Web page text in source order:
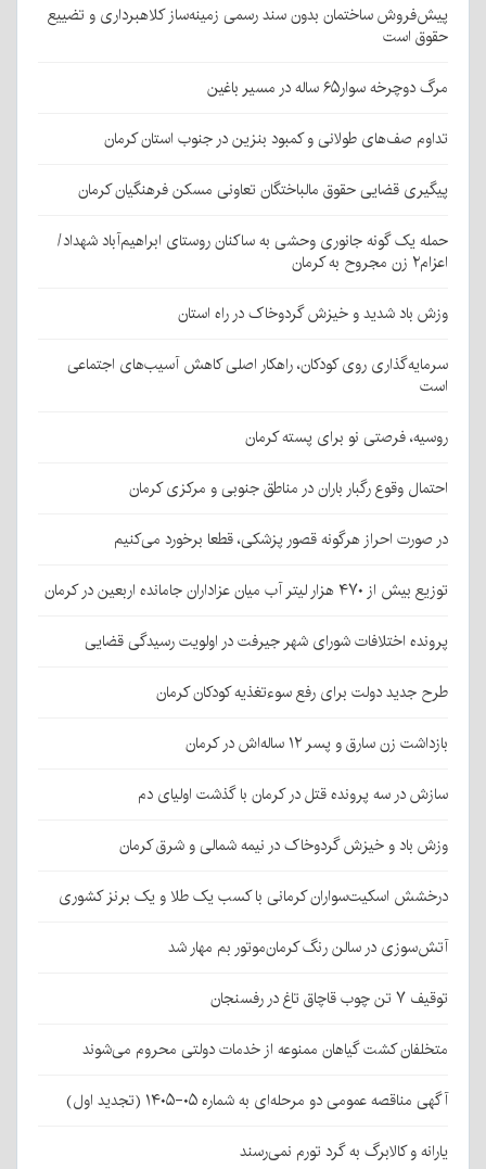
پیش‌فروش ساختمان بدون سند رسمی زمینه‌ساز کلاهبرداری و تضییع
حقوق است
مرگ دوچرخه سوار۶۵ ساله در مسیر باغین
تداوم صف‌های طولانی و کمبود بنزین در جنوب استان کرمان
پیگیری قضایی حقوق مالباختگان تعاونی مسکن فرهنگیان کرمان
حمله یک گونه جانوری وحشی به ساکنان روستای ابراهیم‌آباد شهداد/
اعزام۲ زن مجروح به کرمان
وزش باد شدید و خیزش گردوخاک در راه استان
سرمایه‌گذاری روی کودکان، راهکار اصلی کاهش آسیب‌های اجتماعی
است
روسیه، فرصتی نو برای پسته کرمان
احتمال وقوع رگبار باران در مناطق جنوبی و مرکزی کرمان
در صورت احراز هرگونه قصور پزشکی، قطعا برخورد می‌کنیم
توزیع بیش از ۴۷۰ هزار لیتر آب میان عزاداران جامانده اربعین در کرمان
پرونده اختلافات شورای شهر جیرفت در اولویت رسیدگی قضایی
طرح جدید دولت برای رفع سوءتغذیه کودکان کرمان
بازداشت زن سارق و پسر ۱۲ ساله‌اش در کرمان
سازش در سه پرونده قتل در کرمان با گذشت اولیای دم
وزش باد و خیزش گردوخاک در نیمه شمالی و شرق کرمان
درخشش اسکیت‌سواران کرمانی با کسب یک طلا و یک برنز کشوری
آتش‌سوزی در سالن رنگ کرمان‌موتور بم مهار شد
توقیف ۷ تن چوب قاچاق تاغ در رفسنجان
متخلفان کشت گیاهان ممنوعه از خدمات دولتی محروم می‌شوند
آگهی مناقصه عمومی دو مرحله‌ای به شماره ۰۵-۱۴۰۵ (تجدید اول)
یارانه و کالابرگ به گرد تورم نمی‌رسند